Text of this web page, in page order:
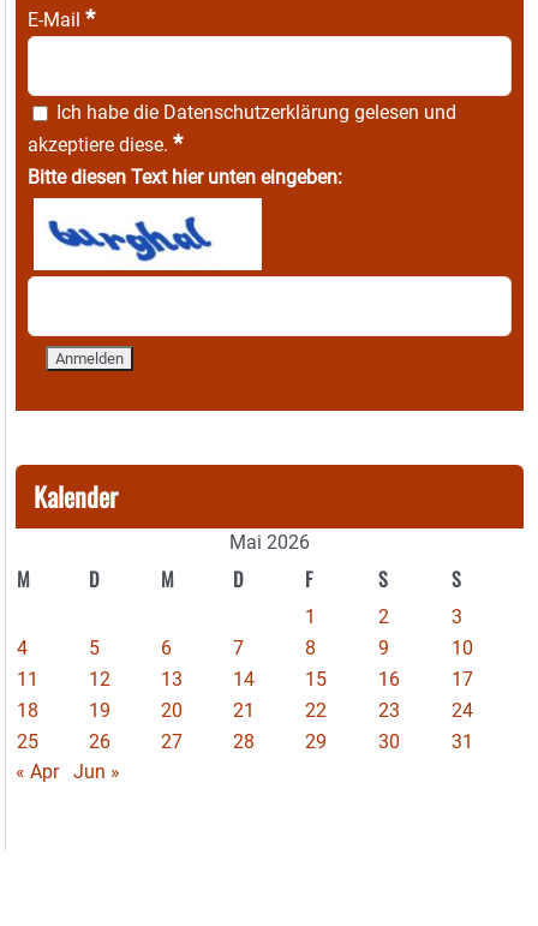
E-Mail *
Ich habe die Datenschutzerklärung gelesen und
akzeptiere diese. *
Bitte diesen Text hier unten eingeben:
Kalender
Mai 2026
M D M D F S S
1 2
3
4
5 6 7 8 9
10
11
12 13 14 15 16
17
18
19 20 21 22 23
24
25
26 27 28 29 30
31
« Apr
Jun »